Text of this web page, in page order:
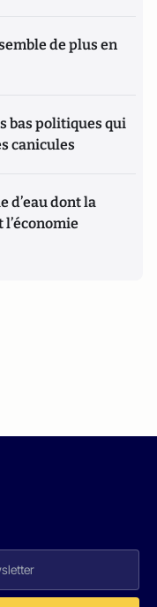
de plus en
bas politiques qui
canicules
d’eau dont la